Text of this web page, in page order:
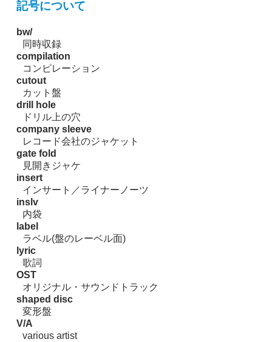
記号について
bw/
同時収録
compilation
コンピレーション
cutout
カット盤
drill hole
ドリル上の穴
company sleeve
レコード会社のジャケット
gate fold
見開きジャケ
insert
インサート／ライナーノーツ
inslv
内袋
label
ラベル(盤のレーベル面)
lyric
歌詞
OST
オリジナル・サウンドトラック
shaped disc
変形盤
V/A
various artist